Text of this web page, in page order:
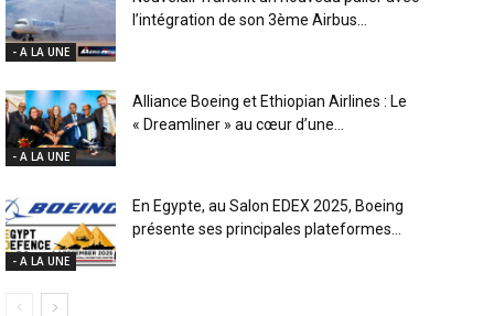
- A LA UNE
l’intégration de son 3ème Airbus...
- A LA UNE
Alliance Boeing et Ethiopian Airlines : Le
« Dreamliner » au cœur d’une...
- A LA UNE
En Egypte, au Salon EDEX 2025, Boeing
présente ses principales plateformes...